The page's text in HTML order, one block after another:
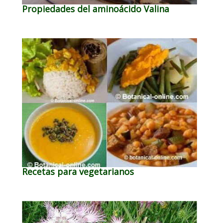
Propiedades del aminoácido Valina
Recetas para vegetarianos